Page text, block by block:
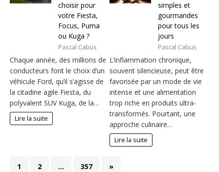
choisir pour
votre Fiesta,
Focus, Puma
ou Kuga ?
Pascal Cabus
Chaque année, des millions de
conducteurs font le choix d’un
véhicule Ford, qu’il s’agisse de
la citadine agile Fiesta, du
polyvalent SUV Kuga, de la…
Lire la suite
simples et
gourmandes
pour tous les
jours
Pascal Cabus
L’inflammation chronique,
souvent silencieuse, peut être
favorisée par un mode de vie
intense et une alimentation
trop riche en produits ultra-
transformés. Pourtant, une
approche culinaire…
Lire la suite
1 2 … 357 »